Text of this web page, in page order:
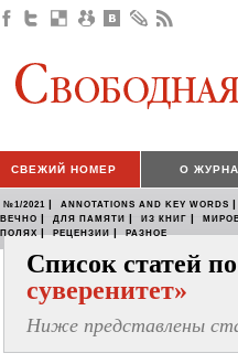
СВЕЖИЙ НОМЕР О
№1/2021 | ANNOTATIONS AND KEY WORDS |
ВЕЧНО | ДЛЯ ПАМЯТИ | ИЗ КНИГ |
ПОЛЯХ | РЕЦЕНЗИИ | РАЗНОЕ
Список статей
суверенитет»
Ниже представлены